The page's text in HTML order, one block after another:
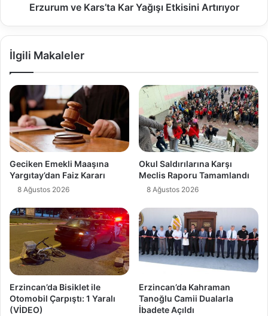
Erzurum ve Kars’ta Kar Yağışı Etkisini Artırıyor
İlgili Makaleler
Geciken Emekli Maaşına
Yargıtay’dan Faiz Kararı
8 Ağustos 2026
Okul Saldırılarına Karşı
Meclis Raporu Tamamlandı
8 Ağustos 2026
Erzincan’da Bisiklet ile
Otomobil Çarpıştı: 1 Yaralı
(VİDEO)
Erzincan’da Kahraman
Tanoğlu Camii Dualarla
İbadete Açıldı